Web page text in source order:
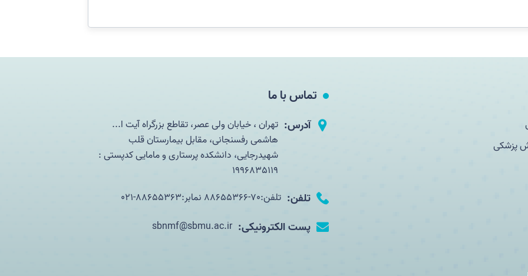
پزشکی
تماس با ما
آدرس: تهران ، خیابان ولی عصر، تقاطع بزرگراه آیت ا...
هاشمی رفسنجانی، مقابل بیمارستان قلب
شهیدرجایی، دانشکده پرستاری و مامایی کدپستی :
1996835119
تلفن: تلفن:70-88655366 نمابر:88655363-021
پست الکترونیکی: sbnmf@sbmu.ac.ir